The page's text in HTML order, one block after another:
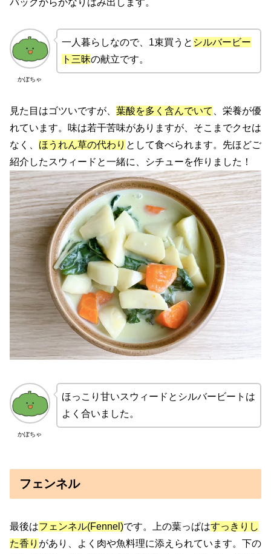
バックからかなりはみ出します。
かぼちゃ
一人暮らしなので、1束買うと シルバービー
ト三昧の献立です。
見た目はゴツいですが、 葉酸を多く含んでいて
、栄養が優
れています。味は若干苦味がありますが、そこまでクセは
なく、 ほうれん草の代わり として食べられます。先ほどご
紹介したスウィードと一緒に、シチューを作りました！
かぼちゃ
ほっこり甘いスウィードとシルバービートは
よく合いました。
フェンネル
最後はフェンネル(Fennel)です。上の葉っぱはすっきりし
た香り があり、よく肉や魚料理に添えられています。下の